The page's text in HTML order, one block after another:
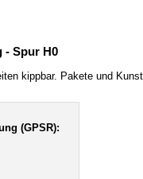
- Spur H0
kippbar. Pakete und
(GPSR):